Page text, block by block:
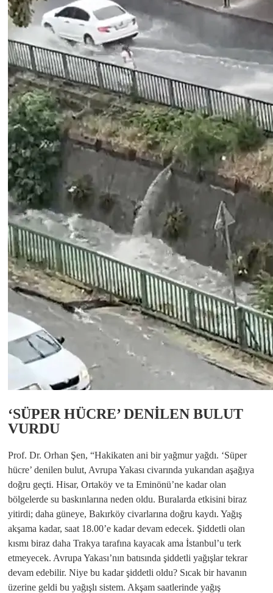
‘SÜPER HÜCRE’ DENİLEN BULUT
VURDU
Prof. Dr. Orhan Şen, “Hakikaten ani bir yağmur yağdı. ‘Süper
hücre’ denilen bulut, Avrupa Yakası civarında yukarıdan aşağıya
doğru geçti. Hisar, Ortaköy ve ta Eminönü’ne kadar olan
bölgelerde su baskınlarına neden oldu. Buralarda etkisini biraz
yitirdi; daha güneye, Bakırköy civarlarına doğru kaydı. Yağış
akşama kadar, saat 18.00’e kadar devam edecek. Şiddetli olan
kısmı biraz daha Trakya tarafına kayacak ama İstanbul’u terk
etmeyecek. Avrupa Yakası’nın batısında şiddetli yağışlar tekrar
devam edebilir. Niye bu kadar şiddetli oldu? Sıcak bir havanın
üzerine geldi bu yağışlı sistem. Akşam saatlerinde yağış